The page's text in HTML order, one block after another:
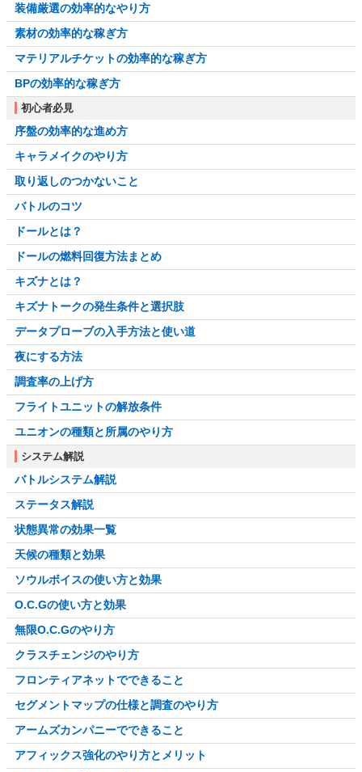
装備厳選の効率的なやり方
素材の効率的な稼ぎ方
マテリアルチケットの効率的な稼ぎ方
BPの効率的な稼ぎ方
初心者必見
序盤の効率的な進め方
キャラメイクのやり方
取り返しのつかないこと
バトルのコツ
ドールとは？
ドールの燃料回復方法まとめ
キズナとは？
キズナトークの発生条件と選択肢
データプローブの入手方法と使い道
夜にする方法
調査率の上げ方
フライトユニットの解放条件
ユニオンの種類と所属のやり方
システム解説
バトルシステム解説
ステータス解説
状態異常の効果一覧
天候の種類と効果
ソウルボイスの使い方と効果
O.C.Gの使い方と効果
無限O.C.Gのやり方
クラスチェンジのやり方
フロンティアネットでできること
セグメントマップの仕様と調査のやり方
アームズカンパニーでできること
アフィックス強化のやり方とメリット